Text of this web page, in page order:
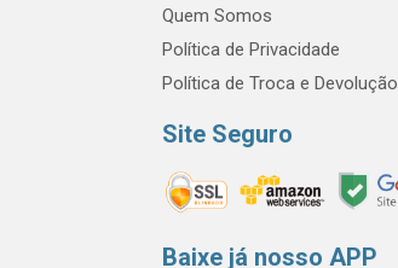
Quem Somos
Política de Privacidade
Política de Troca e Devolução
Site Seguro
Baixe já nosso APP